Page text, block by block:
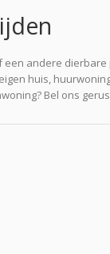
andere
huis,
Bel ons